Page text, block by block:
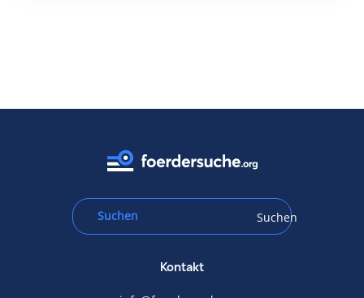
Suchen
Kontakt